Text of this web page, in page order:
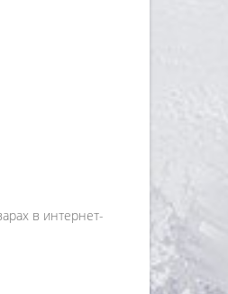
в интернет-